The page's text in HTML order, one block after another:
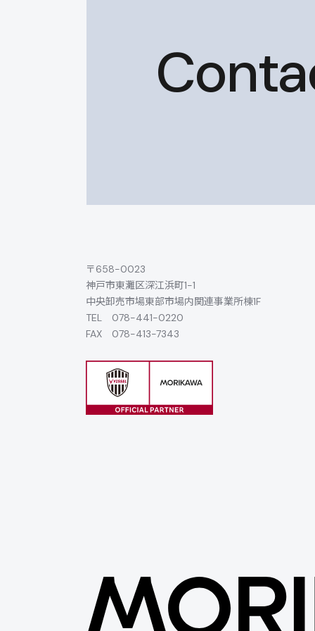
〒658-0023
神戸市東灘区深江浜町1-1
中央卸売市場東部市場内関連事業所棟1F
TEL 078-441-0220
FAX 078-413-7343